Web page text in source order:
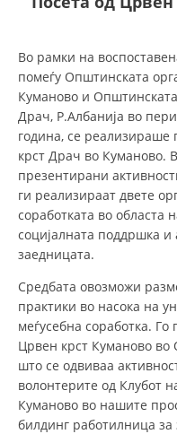
СТРУКТУРА И
Во рамки на
помеѓу Општинската
Куманово и
Драч, Р.Албанија во
година, се реализираше
крст Драч во Куманово.
презентирани
ги реализираат двете
соработката во областа
социјалната поддршка и
заедницата.
Средбата овозможи
практики во насока на
меѓусебна соработка.
Црвен крст Куманово во
што се одвиваа
волонтерите од Клубот
Куманово во нашите
билдинг работилница